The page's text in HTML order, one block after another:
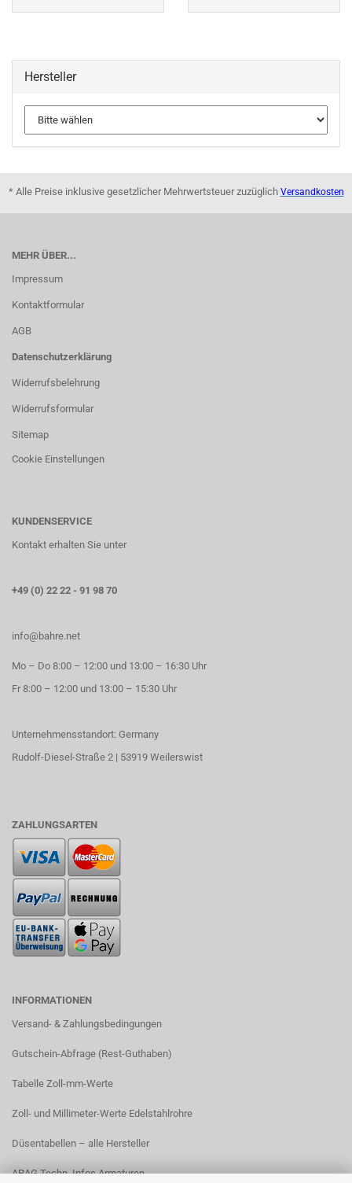
Hersteller
* Alle Preise inklusive gesetzlicher Mehrwertsteuer zuzüglich Versandkosten
MEHR ÜBER...
Impressum
Kontaktformular
AGB
Datenschutzerklärung
Widerrufsbelehrung
Widerrufsformular
Sitemap
Cookie Einstellungen
KUNDENSERVICE
Kontakt erhalten Sie unter
+49 (0) 22 22 - 91 98 70
info@bahre.net
Mo – Do 8:00 – 12:00 und 13:00 – 16:30 Uhr
Fr 8:00 – 12:00 und 13:00 – 15:30 Uhr
Unternehmensstandort: Germany
Rudolf-Diesel-Straße 2 | 53919 Weilerswist
ZAHLUNGSARTEN
INFORMATIONEN
Versand- & Zahlungsbedingungen​
Gutschein-Abfrage (Rest-Guthaben)
Tabelle Zoll-mm-Werte
Zoll- und Millimeter-Werte Edelstahlrohre
Düsentabellen – alle Hersteller
ARAG Techn. Infos Armaturen